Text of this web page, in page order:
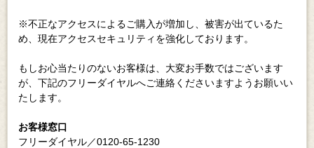
※不正なアクセスによるご購入が増加し、被害が出ているた
め、現在アクセスセキュリティを強化しております。
もしお心当たりのないお客様は、大変お手数ではございます
が、下記のフリーダイヤルへご連絡くださいますようお願いい
たします。
お客様窓口
フリーダイヤル／0120-65-1230